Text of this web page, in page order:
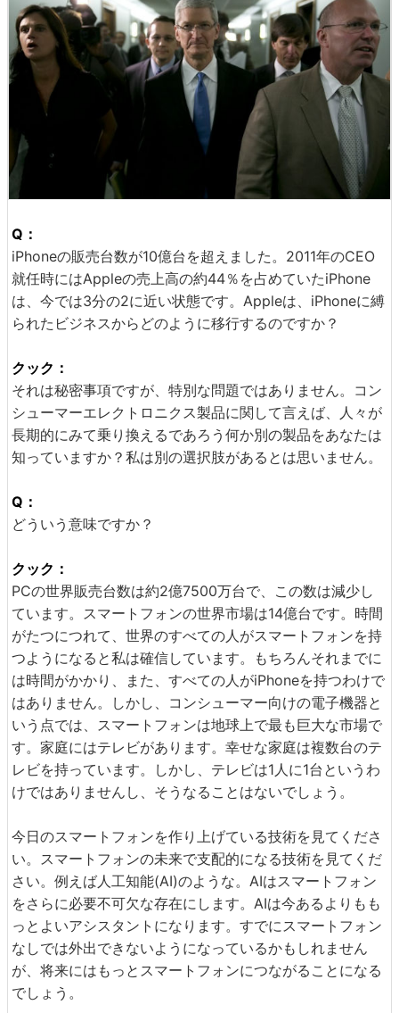
Q：
iPhoneの販売台数が10億台を超えました。2011年のCEO
就任時にはAppleの売上高の約44％を占めていたiPhone
は、今では3分の2に近い状態です。Appleは、iPhoneに縛
られたビジネスからどのように移行するのですか？
クック：
それは秘密事項ですが、特別な問題ではありません。コン
シューマーエレクトロニクス製品に関して言えば、人々が
長期的にみて乗り換えるであろう何か別の製品をあなたは
知っていますか？私は別の選択肢があるとは思いません。
Q：
どういう意味ですか？
クック：
PCの世界販売台数は約2億7500万台で、この数は減少し
ています。スマートフォンの世界市場は14億台です。時間
がたつにつれて、世界のすべての人がスマートフォンを持
つようになると私は確信しています。もちろんそれまでに
は時間がかかり、また、すべての人がiPhoneを持つわけで
はありません。しかし、コンシューマー向けの電子機器と
いう点では、スマートフォンは地球上で最も巨大な市場で
す。家庭にはテレビがあります。幸せな家庭は複数台のテ
レビを持っています。しかし、テレビは1人に1台というわ
けではありませんし、そうなることはないでしょう。
今日のスマートフォンを作り上げている技術を見てくださ
い。スマートフォンの未来で支配的になる技術を見てくだ
さい。例えば人工知能(AI)のような。AIはスマートフォン
をさらに必要不可欠な存在にします。AIは今あるよりもも
っとよいアシスタントになります。すでにスマートフォン
なしでは外出できないようになっているかもしれません
が、将来にはもっとスマートフォンにつながることになる
でしょう。